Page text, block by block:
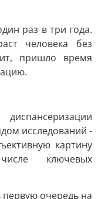
раз в три года.
человека без
пришло время
исследований -
картину
ключевых
первую очередь на